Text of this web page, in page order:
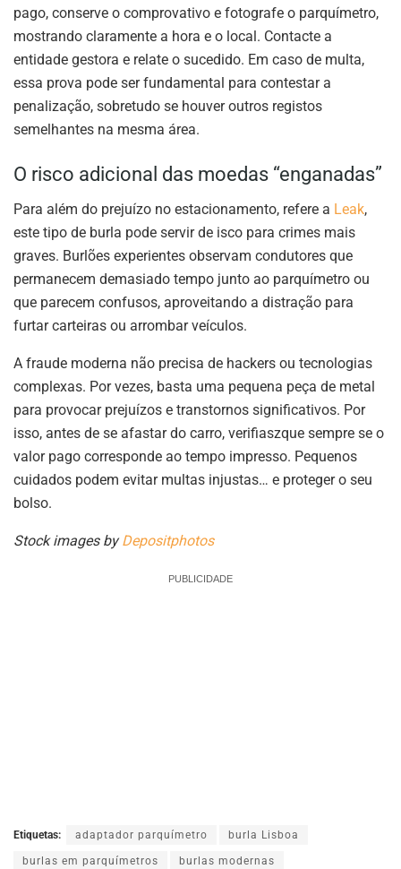
pago, conserve o comprovativo e fotografe o parquímetro,
mostrando claramente a hora e o local. Contacte a
entidade gestora e relate o sucedido. Em caso de multa,
essa prova pode ser fundamental para contestar a
penalização, sobretudo se houver outros registos
semelhantes na mesma área.
O risco adicional das moedas “enganadas”
Para além do prejuízo no estacionamento, refere a Leak,
este tipo de burla pode servir de isco para crimes mais
graves. Burlões experientes observam condutores que
permanecem demasiado tempo junto ao parquímetro ou
que parecem confusos, aproveitando a distração para
furtar carteiras ou arrombar veículos.
A fraude moderna não precisa de hackers ou tecnologias
complexas. Por vezes, basta uma pequena peça de metal
para provocar prejuízos e transtornos significativos. Por
isso, antes de se afastar do carro, verifiaszque sempre se o
valor pago corresponde ao tempo impresso. Pequenos
cuidados podem evitar multas injustas… e proteger o seu
bolso.
Stock images byDepositphotos
PUBLICIDADE
Etiquetas: adaptador parquímetro burla Lisboa
burlas em parquímetros burlas modernas